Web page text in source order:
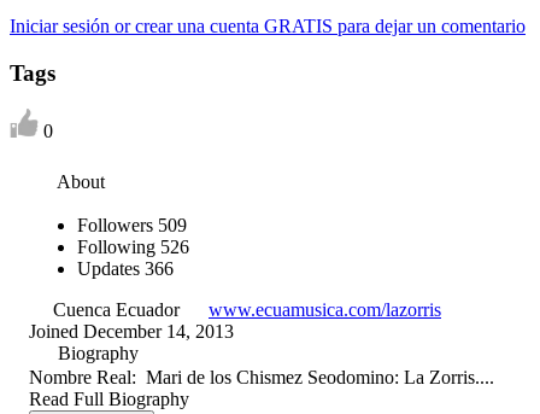
Iniciar sesión or crear una cuenta GRATIS para dejar un comentario
Tags
0
About
Followers 509
Following 526
Updates 366
Cuenca Ecuador
www.ecuamusica.com/lazorris
Joined December 14, 2013
Biography
Nombre Real: Mari de los Chismez Seodomino: La Zorris....
Read Full Biography